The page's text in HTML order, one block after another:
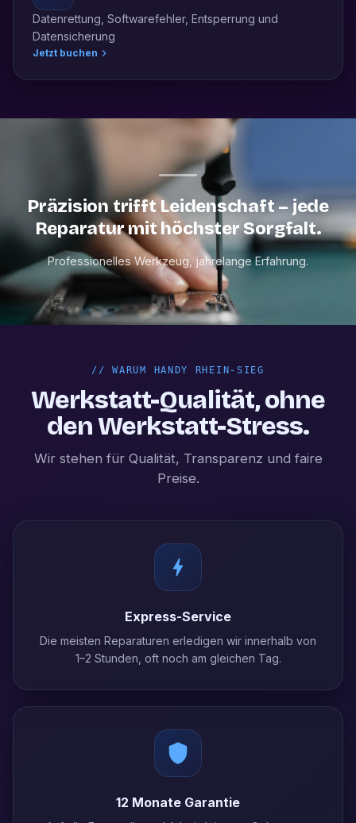
Datenrettung, Softwarefehler, Entsperrung und
Datensicherung
Jetzt buchen
Präzision trifft Leidenschaft – jede
Reparatur mit höchster Sorgfalt.
Professionelles Werkzeug, jahrelange Erfahrung.
//WARUM HANDY RHEIN-SIEG
Werkstatt-Qualität, ohne
den Werkstatt-Stress.
Wir stehen für Qualität, Transparenz und faire
Preise.
Express-Service
Die meisten Reparaturen erledigen wir innerhalb von
1–2 Stunden, oft noch am gleichen Tag.
12 Monate Garantie